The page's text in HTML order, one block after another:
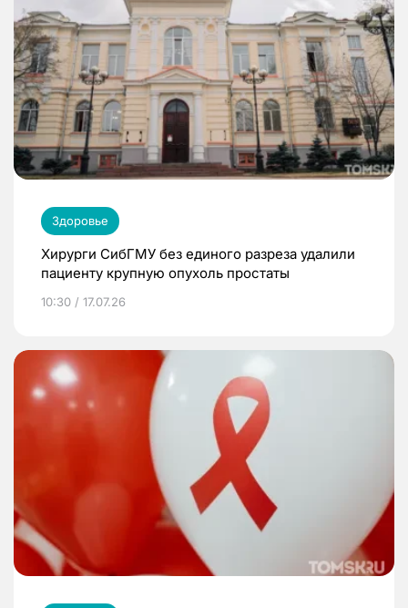
Здоровье
Хирурги СибГМУ без единого разреза удалили
пациенту крупную опухоль простаты
10:30 / 17.07.26